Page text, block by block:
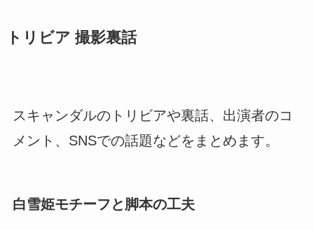
トリビア 撮影裏話
スキャンダルのトリビアや裏話、出演者のコ
メント、SNSでの話題などをまとめます。
白雪姫モチーフと脚本の工夫